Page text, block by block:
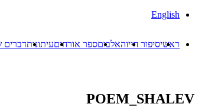
English
ראשיסיפור חייוהאלבוםספר אורחיםעיתונותדברים
POEM_SHALEV